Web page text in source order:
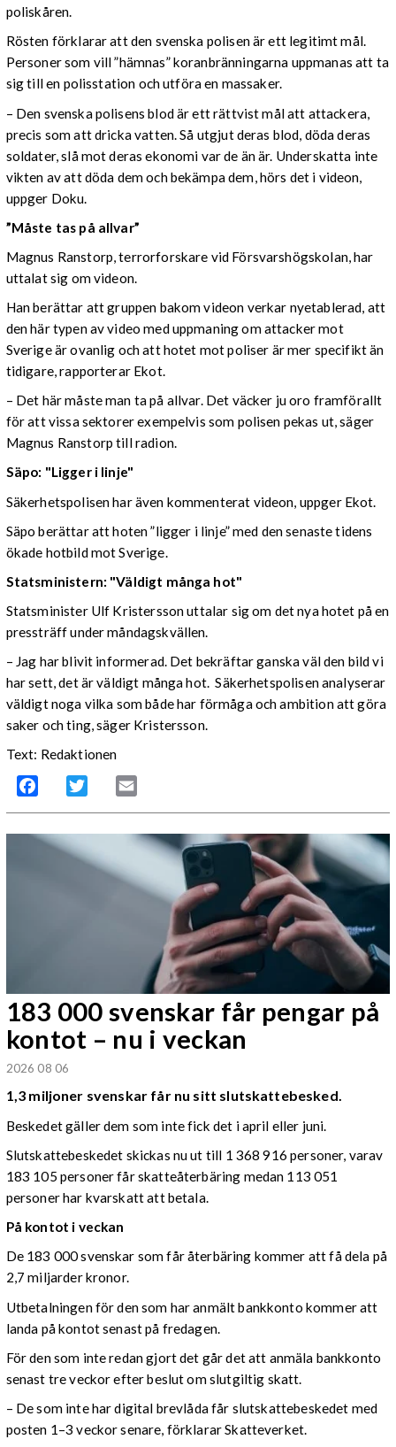
poliskåren.
Rösten förklarar att den svenska polisen är ett legitimt mål.
Personer som vill ”hämnas” koranbränningarna uppmanas att ta
sig till en polisstation och utföra en massaker.
– Den svenska polisens blod är ett rättvist mål att attackera,
precis som att dricka vatten. Så utgjut deras blod, döda deras
soldater, slå mot deras ekonomi var de än är. Underskatta inte
vikten av att döda dem och bekämpa dem, hörs det i videon,
uppger Doku.
”Måste tas på allvar”
Magnus Ranstorp, terrorforskare vid Försvarshögskolan, har
uttalat sig om videon.
Han berättar att gruppen bakom videon verkar nyetablerad, att
den här typen av video med uppmaning om attacker mot
Sverige är ovanlig och att hotet mot poliser är mer specifikt än
tidigare, rapporterar Ekot.
– Det här måste man ta på allvar. Det väcker ju oro framförallt
för att vissa sektorer exempelvis som polisen pekas ut, säger
Magnus Ranstorp till radion.
Säpo: "Ligger i linje"
Säkerhetspolisen har även kommenterat videon, uppger Ekot.
Säpo berättar att hoten ”ligger i linje” med den senaste tidens
ökade hotbild mot Sverige.
Statsministern: "Väldigt många hot"
Statsminister Ulf Kristersson uttalar sig om det nya hotet på en
pressträff under måndagskvällen.
– Jag har blivit informerad. Det bekräftar ganska väl den bild vi
har sett, det är väldigt många hot. Säkerhetspolisen analyserar
väldigt noga vilka som både har förmåga och ambition att göra
saker och ting, säger Kristersson.
Text: Redaktionen
Facebook Twitter
183 000 svenskar får pengar på
kontot – nu i veckan
2026 08 06
1,3 miljoner svenskar får nu sitt slutskattebesked.
Beskedet gäller dem som inte fick det i april eller juni.
Slutskattebeskedet skickas nu ut till 1 368 916 personer, varav
183 105 personer får skatteåterbäring medan 113 051
personer har kvarskatt att betala.
På kontot i veckan
De 183 000 svenskar som får återbäring kommer att få dela på
2,7 miljarder kronor.
Utbetalningen för den som har anmält bankkonto kommer att
landa på kontot senast på fredagen.
För den som inte redan gjort det går det att anmäla bankkonto
senast tre veckor efter beslut om slutgiltig skatt.
– De som inte har digital brevlåda får slutskattebeskedet med
posten 1–3 veckor senare, förklarar Skatteverket.